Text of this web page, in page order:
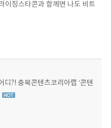
이징스타콘과 함께면 나도 비트
?! 충북콘텐츠코리아랩 ‘콘텐